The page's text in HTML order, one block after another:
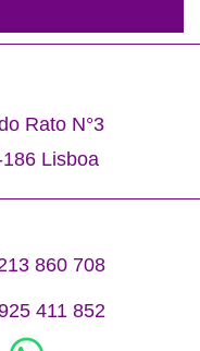
Rato N°3
Lisboa
860 708
411 852